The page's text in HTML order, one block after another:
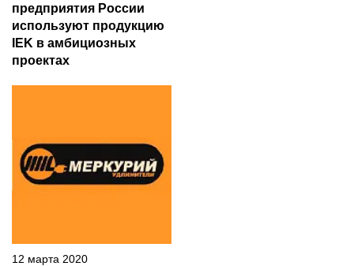
предприятия России
используют продукцию
IEK в амбициозных
проектах
12 марта 2020